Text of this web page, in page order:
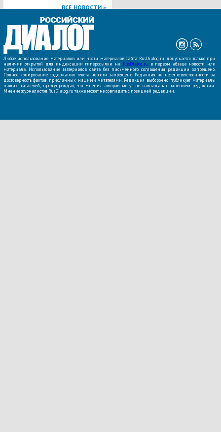
ВСЕ НОВОСТИ »
Любое использование материалов или части материалов сайта RusDialog.ru допускается только при
наличии открытой для индексации гиперссылки на RusDialog.ru в первом абзаце новости или
материала. Использование материалов сайта без письменного соглашения редакции запрещено.
Полное копирование содержания текста новости запрещено. Редакция не несет ответственности за
достоверность фактов, присланных нашими читателями. Редакция выборочно публикует материалы
наших читателей, предупреждая, что мнения авторов могут не совпадать с мнением редакции.
Мнение журналистов RusDialog.ru также может не совпадать с позицией редакции.